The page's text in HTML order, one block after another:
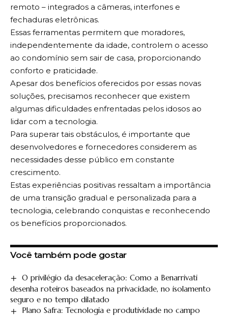
remoto – integrados a câmeras, interfones e
fechaduras eletrônicas.
Essas ferramentas permitem que moradores,
independentemente da idade, controlem o acesso
ao condomínio sem sair de casa, proporcionando
conforto e praticidade.
Apesar dos benefícios oferecidos por essas novas
soluções, precisamos reconhecer que existem
algumas dificuldades enfrentadas pelos idosos ao
lidar com a tecnologia.
Para superar tais obstáculos, é importante que
desenvolvedores e fornecedores considerem as
necessidades desse público em constante
crescimento.
Estas experiências positivas ressaltam a importância
de uma transição gradual e personalizada para a
tecnologia, celebrando conquistas e reconhecendo
os benefícios proporcionados.
Você também pode gostar
O privilégio da desaceleração: Como a Benarrivati
desenha roteiros baseados na privacidade, no isolamento
seguro e no tempo dilatado
Plano Safra: Tecnologia e produtividade no campo